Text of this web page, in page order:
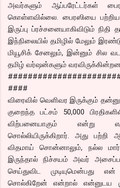
அவர்களும் ஆப்பரேட்டர்கள்
கொள்ளவில்லை. பைரஸியை
இருப்பு ப்ரச்சனையாகிவிடும் நிதி
இந்நிலையில் தமிழில் மேலும்
மியூசிக் சேனலும், இன்னும் சில
தமிழ் வர்ஷன்களும்
####
விரைவில் வெளிவர இருக்கும்
குறைந்த பட்சம் 50,000
விற்பனையாகும் என்று
சொல்லியிருக்கிறார். அது பற்றி
விதமாய் சொன்னாலும், நல்ல
இருந்தால் நிச்சயம் அவர்
செய்துவிட
சொல்கிறேன் என்றால் என்னுடய